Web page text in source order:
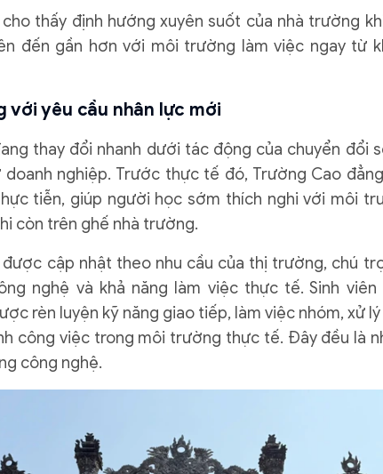
thấy định hướng xuyên suốt của nhà trường
đến gần hơn với môi trường làm việc ngay từ
với yêu cầu nhân lực mới
thay đổi nhanh dưới tác động của chuyển đổi
nghiệp. Trước thực tế đó, Trường Cao
tiễn, giúp người học sớm thích nghi với môi
còn trên ghế nhà trường.
cập nhật theo nhu cầu của thị trường, chú
nghệ và khả năng làm việc thực tế. Sinh
rèn luyện kỹ năng giao tiếp, làm việc nhóm, xử
công việc trong môi trường thực tế. Đây đều là
công nghệ.